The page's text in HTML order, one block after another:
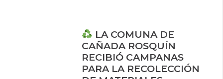
LA COMUNA DE
CAÑADA ROSQUÍN
RECIBIÓ CAMPANAS
PARA LA RECOLECCIÓN